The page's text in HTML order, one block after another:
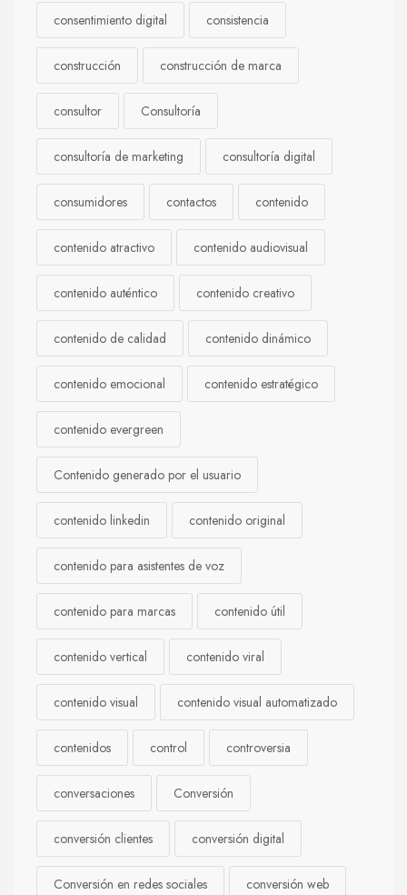
consentimiento digital consistencia
construcción construcción de marca
consultor Consultoría
consultoría de marketing consultoría digital
consumidores contactos contenido
contenido atractivo contenido audiovisual
contenido auténtico contenido creativo
contenido de calidad contenido dinámico
contenido emocional contenido estratégico
contenido evergreen
Contenido generado por el usuario
contenido linkedin contenido original
contenido para asistentes de voz
contenido para marcas contenido útil
contenido vertical contenido viral
contenido visual contenido visual automatizado
contenidos control controversia
conversaciones Conversión
conversión clientes conversión digital
Conversión en redes sociales conversión web